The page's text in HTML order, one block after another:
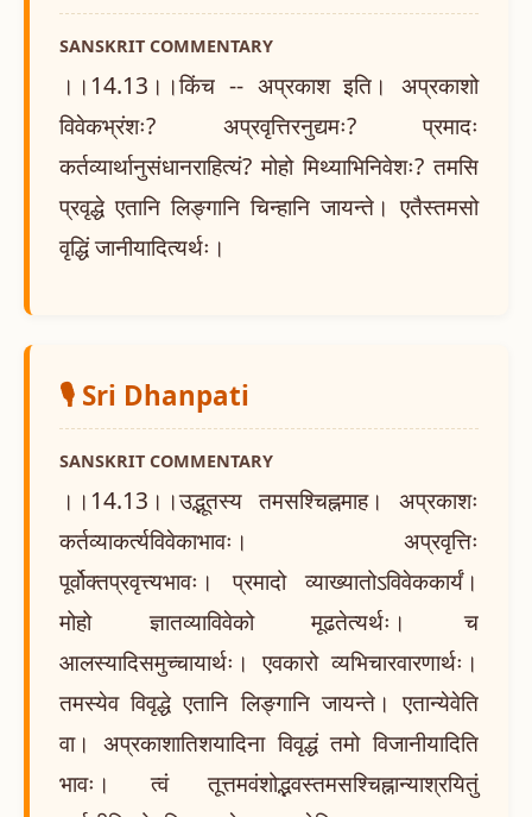
SANSKRIT COMMENTARY
।।14.13।।किंच -- अप्रकाश इति। अप्रकाशो
विवेकभ्रंशः? अप्रवृत्तिरनुद्यमः? प्रमादः
कर्तव्यार्थानुसंधानराहित्यं? मोहो मिथ्याभिनिवेशः? तमसि
प्रवृद्धे एतानि लिङ्गानि चिन्हानि जायन्ते। एतैस्तमसो
वृद्धिं जानीयादित्यर्थः।
🎙️ Sri Dhanpati
SANSKRIT COMMENTARY
।।14.13।।उद्भूतस्य तमसश्चिह्नमाह। अप्रकाशः
कर्तव्याकर्त्यविवेकाभावः। अप्रवृत्तिः
पूर्वोक्तप्रवृत्त्यभावः। प्रमादो व्याख्यातोऽविवेककार्यं।
मोहो ज्ञातव्याविवेको मूढतेत्यर्थः। च
आलस्यादिसमुच्चायार्थः। एवकारो व्यभिचारवारणार्थः।
तमस्येव विवृद्धे एतानि लिङ्गानि जायन्ते। एतान्येवेति
वा। अप्रकाशातिशयादिना विवृद्धं तमो विजानीयादिति
भावः। त्वं तूत्तमवंशोद्भवस्तमसश्चिह्नान्याश्रयितुं